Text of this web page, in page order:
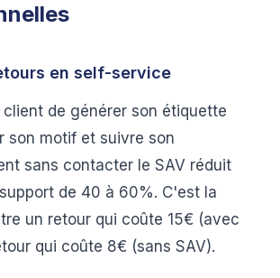
en self-service
client de générer son étiquette
son motif et suivre son
sans contacter le SAV réduit
de 40 à 60%. C'est la
un retour qui coûte 15€ (avec
qui coûte 8€ (sans SAV).